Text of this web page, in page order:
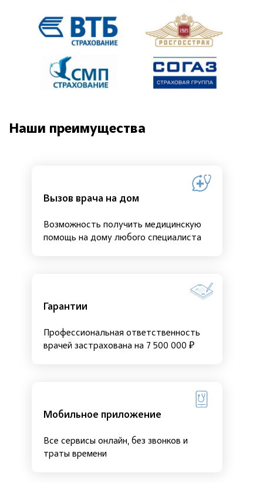
Наши преимущества
Вызов врача на дом
Возможность получить медицинскую
помощь на дому любого специалиста
Гарантии
Профессиональная ответственность
врачей застрахована на 7 500 000 ₽
Мобильное приложение
Все сервисы онлайн, без звонков и
траты времени